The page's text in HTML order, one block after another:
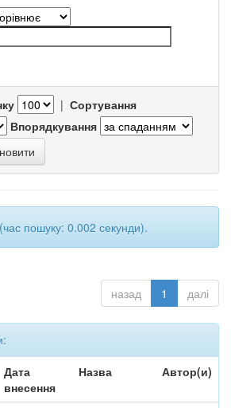
| Сортування
Впорядкування
пошуку: 0.002 секунди).
назад 1 далі
Дата
внесення
Назва Автор(и)